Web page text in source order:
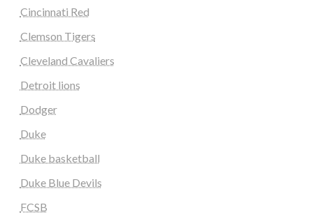
Cincinnati Red
Clemson Tigers
Cleveland Cavaliers
Detroit lions
Dodger
Duke
Duke basketball
Duke Blue Devils
FCSB